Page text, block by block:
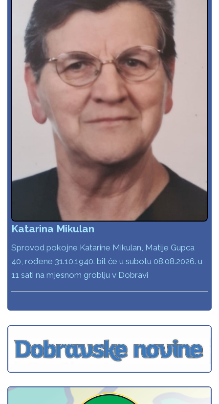
Katarina Mikulan
Sprovod pokojne Katarine Mikulan, Matije Gupca
40, rođene 31.10.1940. bit će u subotu 08.08.2026. u
11 sati na mjesnom groblju v Dobravi